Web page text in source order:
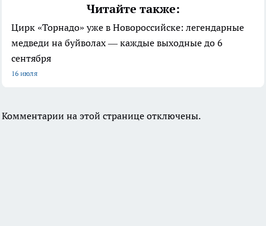
Читайте также:
Цирк «Торнадо» уже в Новороссийске: легендарные
медведи на буйволах — каждые выходные до 6
сентября
16 июля
Комментарии на этой странице отключены.